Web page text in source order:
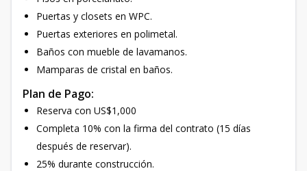
Puertas y closets en WPC.
Puertas exteriores en polimetal.
Baños con mueble de lavamanos.
Mamparas de cristal en baños.
Plan de Pago:
Reserva con US$1,000
Completa 10% con la firma del contrato (15 días
después de reservar).
25% durante construcción.